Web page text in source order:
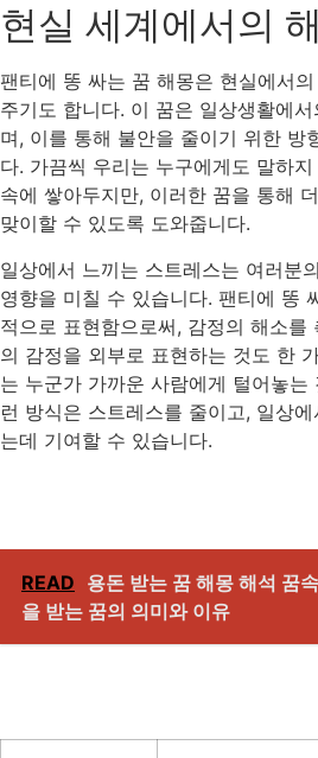
현실 세계에서의
팬티에 똥 싸는 꿈 해몽은 현실에서
주기도 합니다. 이 꿈은 일상생활에
며, 이를 통해 불안을 줄이기 위한 방
다. 가끔씩 우리는 누구에게도 말하
속에 쌓아두지만, 이러한 꿈을 통해
맞이할 수 있도록 도와줍니다.
일상에서 느끼는 스트레스는 여러분
영향을 미칠 수 있습니다. 팬티에 똥
적으로 표현함으로써, 감정의 해소를
의 감정을 외부로 표현하는 것도 한
는 누군가 가까운 사람에게 털어놓는
런 방식은 스트레스를 줄이고, 일상
는데 기여할 수 있습니다.
READ 용돈 받는 꿈 해몽 해석 꿈
을 받는 꿈의 의미와 이유